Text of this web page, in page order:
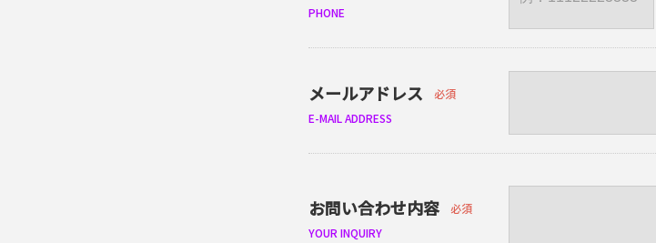
PHONE
メールアドレス
必須
E-MAIL ADDRESS
お問い合わせ内容
必須
YOUR INQUIRY